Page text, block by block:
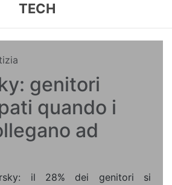
TECH
genitori
quando i
ad
il 28% dei genitori si